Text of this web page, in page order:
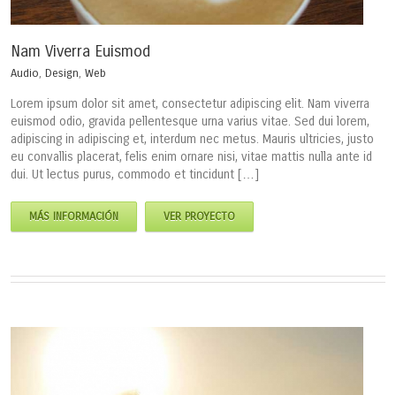
Nam Viverra Euismod
Audio, Design, Web
Lorem ipsum dolor sit amet, consectetur adipiscing elit. Nam viverra
euismod odio, gravida pellentesque urna varius vitae. Sed dui lorem,
adipiscing in adipiscing et, interdum nec metus. Mauris ultricies, justo
eu convallis placerat, felis enim ornare nisi, vitae mattis nulla ante id
dui. Ut lectus purus, commodo et tincidunt […]
MÁS INFORMACIÓN VER PROYECTO